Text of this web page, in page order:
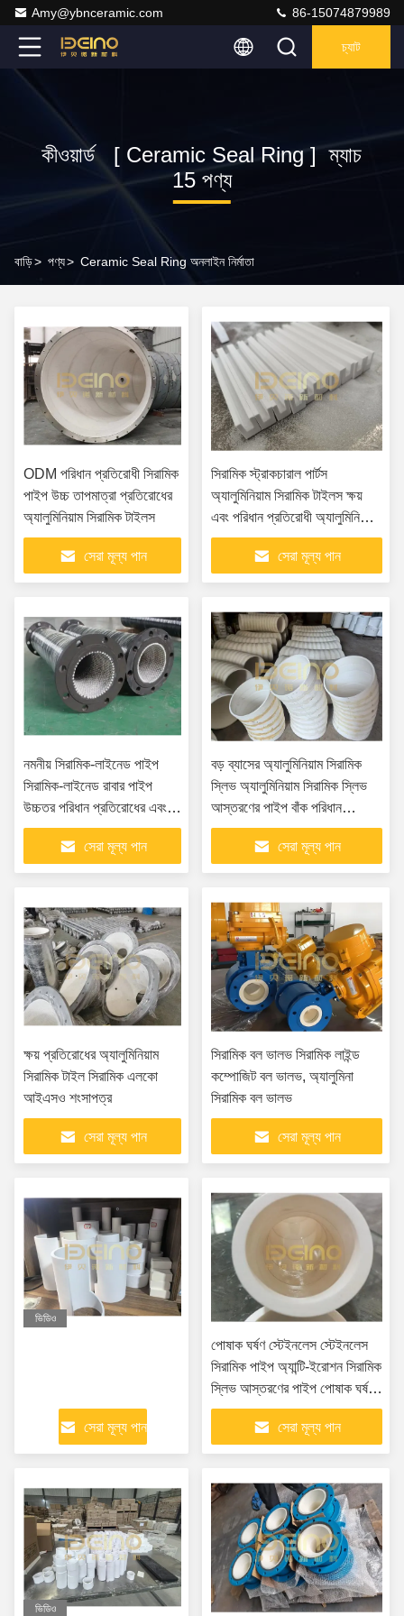
Amy@ybnceramic.com 86-15074879989
চ্যাট
কীওয়ার্ড [ Ceramic Seal Ring ] ম্যাচ
15 পণ্য
বাড়ি> পণ্য> Ceramic Seal Ring অনলাইন নির্মাতা
ODM পরিধান প্রতিরোধী সিরামিক
পাইপ উচ্চ তাপমাত্রা প্রতিরোধের
অ্যালুমিনিয়াম সিরামিক টাইলস
সেরা মূল্য পান
সিরামিক স্ট্রাকচারাল পার্টস
অ্যালুমিনিয়াম সিরামিক টাইলস ক্ষয়
এবং পরিধান প্রতিরোধী অ্যালুমিনিয়াম
সিরামিকস শিল্প অ্যাপ্লিকেশন জন্য
সেরা মূল্য পান
নমনীয় সিরামিক-লাইনেড পাইপ
সিরামিক-লাইনেড রাবার পাইপ
উচ্চতর পরিধান প্রতিরোধের এবং
কণা এবং ক্ষয়কারী মিডিয়া পরিবহন
জন্য নমনীয়তাসেরা মূল্য পান
বড় ব্যাসের অ্যালুমিনিয়াম সিরামিক
স্লিভ অ্যালুমিনিয়াম সিরামিক স্লিভ
আস্তরণের পাইপ বাঁক পরিধান
প্রতিরোধী বড় ব্যাসের অ্যালুমিনিয়াম
সিরামিক স্লিভ টিউব...সেরা মূল্য পান
ক্ষয় প্রতিরোধের অ্যালুমিনিয়াম
সিরামিক টাইল সিরামিক এলকো
আইএসও শংসাপত্র
সেরা মূল্য পান
সিরামিক বল ভালভ সিরামিক লাইন্ড
কম্পোজিট বল ভালভ, অ্যালুমিনা
সিরামিক বল ভালভ
সেরা মূল্য পান
ভিডিও
সেরা মূল্য পান
পোষাক ঘর্ষণ স্টেইনলেস স্টেইনলেস
সিরামিক পাইপ অ্যান্টি-ইরোশন সিরামিক
স্লিভ আস্তরণের পাইপ পোষাক ঘর্ষণ
316 স্টেইনলেস
সেরা মূল্য পান
ভিডিও